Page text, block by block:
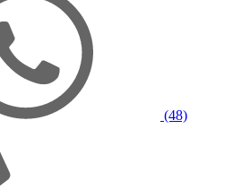
(48)